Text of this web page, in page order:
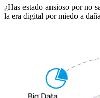
¿Has estado ansioso por no
la era digital por miedo a